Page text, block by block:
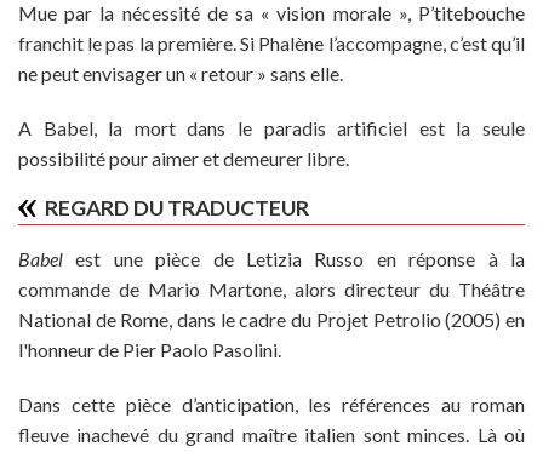
Mue par la nécessité de sa « vision morale », P’titebouche
franchit le pas la première. Si Phalène l’accompagne, c’est qu’il
ne peut envisager un « retour » sans elle.
A Babel, la mort dans le paradis artificiel est la seule
possibilité pour aimer et demeurer libre.
REGARD DU TRADUCTEUR
Babelest une pièce de Letizia Russo en réponse à la
commande de Mario Martone, alors directeur du Théâtre
National de Rome, dans le cadre du Projet Petrolio (2005) en
l'honneur de Pier Paolo Pasolini.
Dans cette pièce d’anticipation, les références au roman
fleuve inachevé du grand maître italien sont minces. Là où